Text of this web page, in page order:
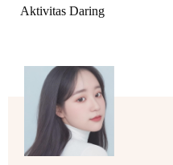
Aktivitas Daring